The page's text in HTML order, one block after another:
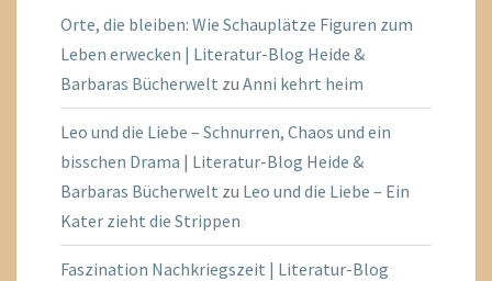
Orte, die bleiben: Wie Schauplätze Figuren zum
Leben erwecken | Literatur-Blog Heide &
Barbaras Bücherwelt zu Anni kehrt heim
Leo und die Liebe – Schnurren, Chaos und ein
bisschen Drama | Literatur-Blog Heide &
Barbaras Bücherwelt zu Leo und die Liebe – Ein
Kater zieht die Strippen
Faszination Nachkriegszeit | Literatur-Blog